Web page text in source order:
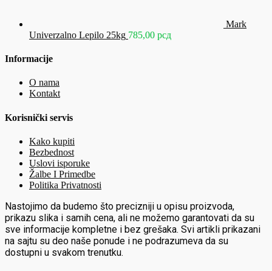
Mark
Univerzalno Lepilo 25kg 785,00 рсд
Informacije
O nama
Kontakt
Korisnički servis
Kako kupiti
Bezbednost
Uslovi isporuke
Žalbe I Primedbe
Politika Privatnosti
Nastojimo da budemo što precizniji u opisu proizvoda,
prikazu slika i samih cena, ali ne možemo garantovati da su
sve informacije kompletne i bez grešaka. Svi artikli prikazani
na sajtu su deo naše ponude i ne podrazumeva da su
dostupni u svakom trenutku.